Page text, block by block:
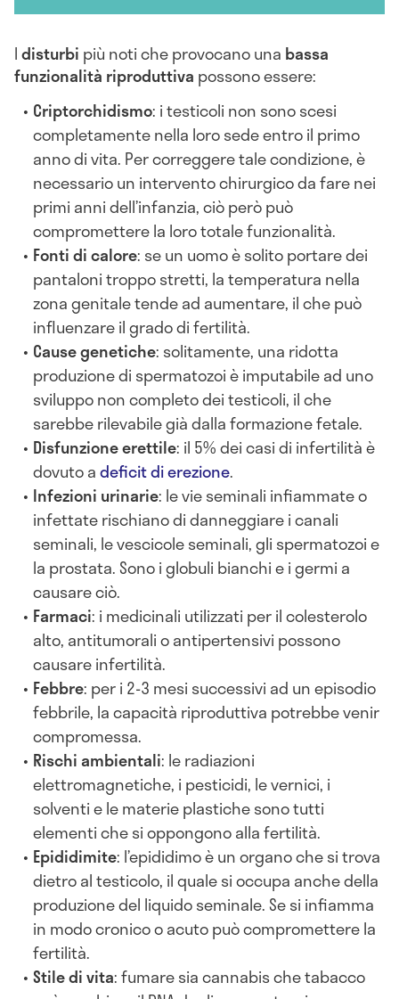
Idisturbi più noti che provocano una bassa
funzionalità riproduttiva possono essere:
Criptorchidismo: i testicoli non sono scesi
completamente nella loro sede entro il primo
anno di vita. Per correggere tale condizione, è
necessario un intervento chirurgico da fare nei
primi anni dell’infanzia, ciò però può
compromettere la loro totale funzionalità.
Fonti di calore: se un uomo è solito portare dei
pantaloni troppo stretti, la temperatura nella
zona genitale tende ad aumentare, il che può
influenzare il grado di fertilità.
Cause genetiche: solitamente, una ridotta
produzione di spermatozoi è imputabile ad uno
sviluppo non completo dei testicoli, il che
sarebbe rilevabile già dalla formazione fetale.
Disfunzione erettile: il 5% dei casi di infertilità è
dovuto adeficit di erezione.
Infezioni urinarie: le vie seminali infiammate o
infettate rischiano di danneggiare i canali
seminali, le vescicole seminali, gli spermatozoi e
la prostata. Sono i globuli bianchi e i germi a
causare ciò.
Farmaci: i medicinali utilizzati per il colesterolo
alto, antitumorali o antipertensivi possono
causare infertilità.
Febbre: per i 2-3 mesi successivi ad un episodio
febbrile, la capacità riproduttiva potrebbe venir
compromessa.
Rischi ambientali: le radiazioni
elettromagnetiche, i pesticidi, le vernici, i
solventi e le materie plastiche sono tutti
elementi che si oppongono alla fertilità.
Epididimite: l’epididimo è un organo che si trova
dietro al testicolo, il quale si occupa anche della
produzione del liquido seminale. Se si infiamma
in modo cronico o acuto può compromettere la
fertilità.
Stile di vita: fumare sia cannabis che tabacco